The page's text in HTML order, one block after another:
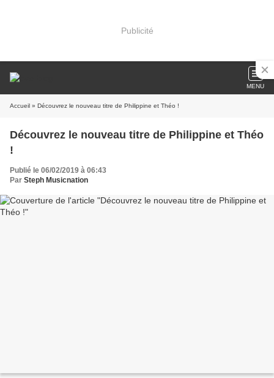
Publicité
MENU
Accueil » Découvrez le nouveau titre de Philippine et Théo !
Découvrez le nouveau titre de Philippine et Théo
!
Publié le 06/02/2019 à 06:43
Par Steph Musicnation